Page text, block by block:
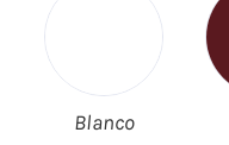
Blanco